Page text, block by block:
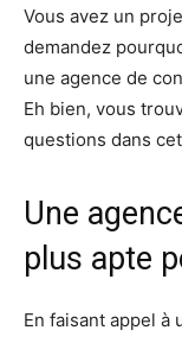
Vous avez un
demandez
une agence de
Eh bien, vous
questions dans
Une
plus apte
En faisant appel à